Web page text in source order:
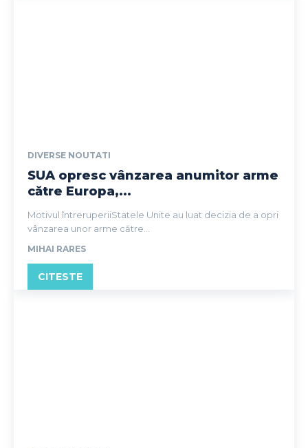
DIVERSE NOUTATI
SUA opresc vânzarea anumitor arme
către Europa,...
Motivul întreruperiiStatele Unite au luat decizia de a opri
vânzarea unor arme către...
MIHAI RARES
CITESTE